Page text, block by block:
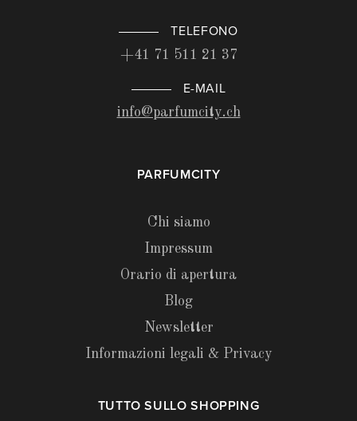
TELEFONO
+41 71 511 21 37
E-MAIL
info@parfumcity.ch
PARFUMCITY
Chi siamo
Impressum
Orario di apertura
Blog
Newsletter
Informazioni legali & Privacy
TUTTO SULLO SHOPPING